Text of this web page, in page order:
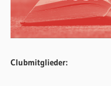
Clubmitglieder: